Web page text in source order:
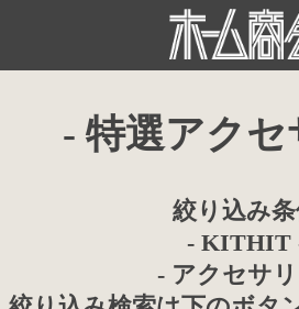
- 特選アクセ
絞り込み
- KITHIT
- アクセサ